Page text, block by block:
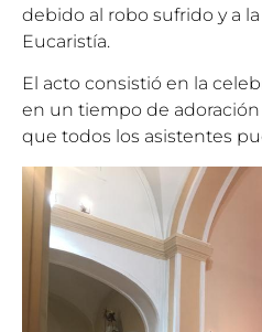
debido al robo sufrido y a
Eucaristía.
El acto consistió en la
en un tiempo de adoración
que todos los asistentes